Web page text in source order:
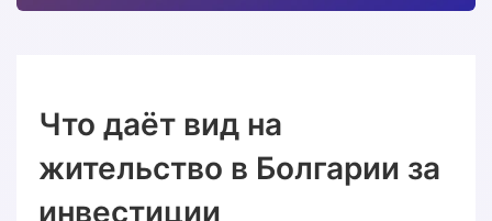
Что даёт вид на
жительство в Болгарии за
инвестиции